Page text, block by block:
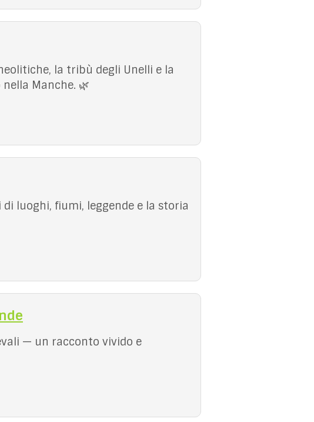
la tribù degli Unelli e la
Manche. 🌿
luoghi, fiumi, leggende e la storia
— un racconto vivido e